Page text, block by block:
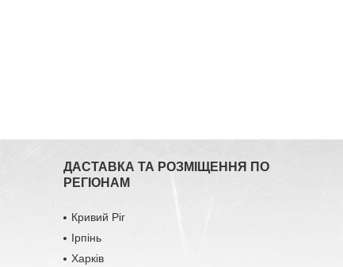
ДАСТАВКА ТА РОЗМІЩЕННЯ ПО
РЕГІОНАМ
Кривий Ріг
Ірпінь
Харків